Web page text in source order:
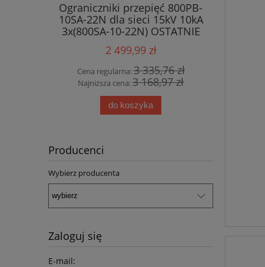
Ograniczniki przepięć 800PB-
10SA-22N dla sieci 15kV 10kA
3x(800SA-10-22N) OSTATNIE
SZTUKI !!!
2 499,99 zł
Cena regularna:3 335,76 zł
Najniższa cena:3 168,97 zł
do koszyka
Producenci
Wybierz producenta
Zaloguj się
E-mail: